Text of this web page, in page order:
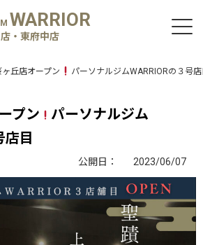
WARRIOR
・東府中店
丘店オープン パーソナルジムWARRIORの３号
プン
パーソナルジム
店目
公開日： 2023/06/07